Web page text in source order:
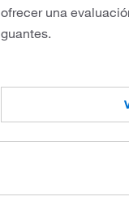
ofrecer una
guantes.